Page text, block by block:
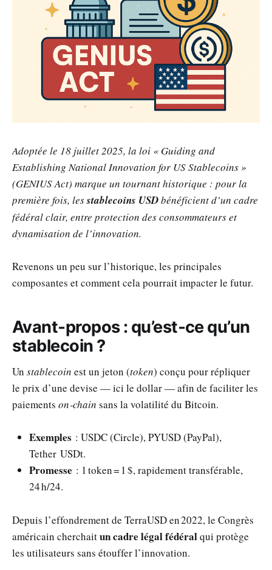
Adoptée le 18 juillet 2025, la loi « Guiding and
Establishing National Innovation for US Stablecoins »
(GENIUS Act) marque un tournant historique : pour la
première fois, lesstablecoins USDbénéficient d’un cadre
fédéral clair, entre protection des consommateurs et
dynamisation de l’innovation.
Revenons un peu sur l’historique, les principales
composantes et comment cela pourrait impacter le futur.
Avant‑propos : qu’est‑ce qu’un
stablecoin ?
Un stablecoin est un jeton (token) conçu pour répliquer
le prix d’une devise — ici le dollar — afin de faciliter les
paiements on‑chain sans la volatilité du Bitcoin.
Exemples : USDC (Circle), PYUSD (PayPal),
Tether USDt.
Promesse : 1 token = 1 $, rapidement transférable,
24 h/24.
Depuis l’effondrement de TerraUSD en 2022, le Congrès
américain cherchaitun cadre légal fédéralqui protège
les utilisateurs sans étouffer l’innovation.